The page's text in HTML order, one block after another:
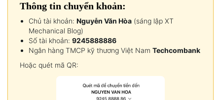
Thông tin chuyển khoản:
Chủ tài khoản: Nguyễn Văn Hòa (sáng lập XT
Mechanical Blog)
Số tài khoản: 9245888886
Ngân hàng TMCP kỹ thương Việt Nam Techcombank
Hoặc quét mã QR: